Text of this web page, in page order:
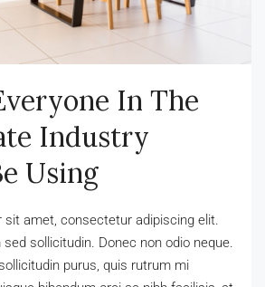
In The
Industry
Using
sit amet, consectetur adipiscing elit.
sollicitudin. Donec non odio neque.
purus, quis rutrum mi